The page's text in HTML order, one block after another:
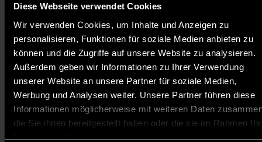
Diese Webseite verwendet Cookies
Wir verwenden Cookies, um Inhalte und Anzeigen zu
personalisieren, Funktionen für soziale Medien anbieten zu
können und die Zugriffe auf unsere Website zu analysieren.
Außerdem geben wir Informationen zu Ihrer Verwendung
unserer Website an unsere Partner für soziale Medien,
Werbung und Analysen weiter. Unsere Partner führen diese
Informationen möglicherweise mit weiteren Daten
die Sie ihnen bereitgestellt haben oder die sie im Rahmen
für produzierende Unternehmen — und am dritten Tag
stehen reale Fallstudien und bewährte Verfahren im
Mittelpunkt.
Lernen Sie direkt von Unternehmen, die es bereits
umsetzen. Dieser Tag bringt reale Fallstudien von
produzierenden Unternehmen zusammen, die
Kreislaufwirtschaftslösungen erfolgreich eingeführt
haben — was funktioniert hat, was nicht, und welche
messbaren Ergebnisse erzielt wurden. Erwarten Sie
ehrliche Einblicke, praxisnahe Erkenntnisse und die
Möglichkeit, sich mit Kolleginnen und Kollegen